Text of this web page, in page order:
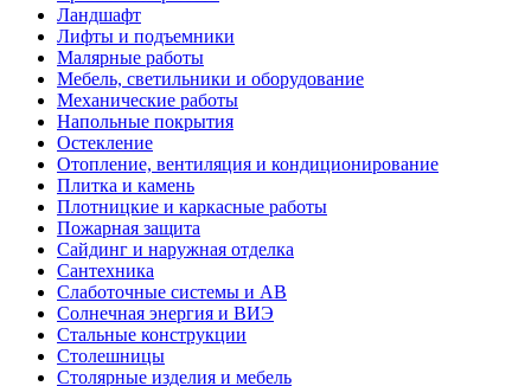
Ландшафт
Лифты и подъемники
Малярные работы
Мебель, светильники и оборудование
Механические работы
Напольные покрытия
Остекление
Отопление, вентиляция и кондиционирование
Плитка и камень
Плотницкие и каркасные работы
Пожарная защита
Сайдинг и наружная отделка
Сантехника
Слаботочные системы и АВ
Солнечная энергия и ВИЭ
Стальные конструкции
Столешницы
Столярные изделия и мебель